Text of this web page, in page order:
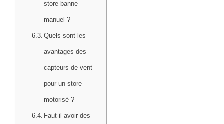
store banne
manuel ?
Quels sont les
avantages des
capteurs de vent
pour un store
motorisé ?
Faut-il avoir des